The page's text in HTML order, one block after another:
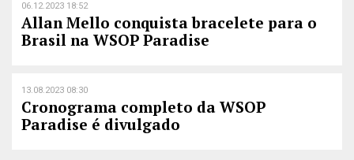
06.12.2023 18:52
Allan Mello conquista bracelete para o
Brasil na WSOP Paradise
13.08.2023 08:30
Cronograma completo da WSOP
Paradise é divulgado